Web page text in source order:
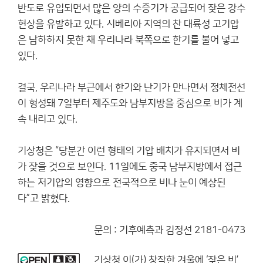
반도로 유입되면서 많은 양의 수증기가 공급되어 잦은 강수
현상을 유발하고 있다. 시베리아 지역의 찬 대륙성 고기압
은 남하하지 못한 채 우리나라 북쪽으로 한기를 불어 넣고
있다.
결국, 우리나라 부근에서 한기와 난기가 만나면서 정체전선
이 형성돼 7일부터 제주도와 남부지방을 중심으로 비가 계
속 내리고 있다.
기상청은 “당분간 이런 형태의 기압 배치가 유지되면서 비
가 잦을 것으로 보인다. 11일에도 중국 남부지방에서 접근
하는 저기압의 영향으로 전국적으로 비나 눈이 예상된
다”고 밝혔다.
문의 : 기후예측과 김정선 2181-0473
기상청 이(가) 창작한 겨울에 ‘잦은 비’